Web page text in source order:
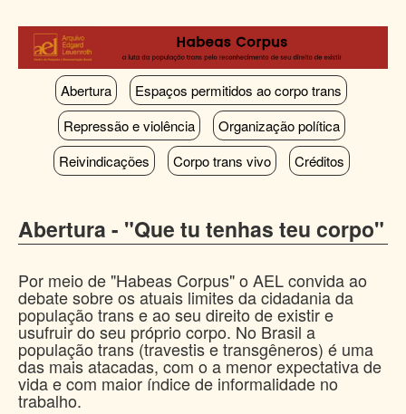
para
conteúdo
Abertura
Espaços permitidos ao corpo trans
Repressão e violência
Organização política
Reivindicações
Corpo trans vivo Créditos
Abertura - "Que tu tenhas teu corpo"
Por meio de "Habeas Corpus" o AEL convida ao
debate sobre os atuais limites da cidadania da
população trans e ao seu direito de existir e
usufruir do seu próprio corpo. No Brasil a
população trans (travestis e transgêneros) é uma
das mais atacadas, com o a menor expectativa de
vida e com maior índice de informalidade no
trabalho.